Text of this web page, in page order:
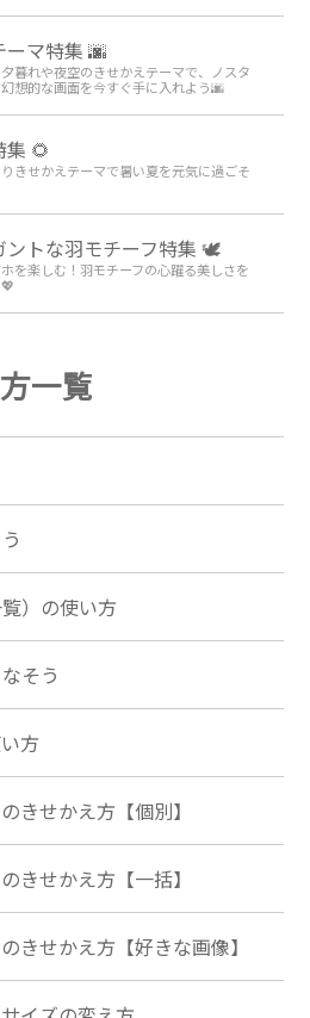
マ特集 🌆
暮れや夜空のきせかえテーマで、ノスタ
想的な画面を今すぐ手に入れよう🌆
🌻
きせかえテーマで暑い夏を元気に過ごそ
ントな羽モチーフ特集 🕊️
を楽しむ！羽モチーフの心躍る美しさを
一覧
）の使い方
そう
方
きせかえ方【個別】
きせかえ方【一括】
きせかえ方【好きな画像】